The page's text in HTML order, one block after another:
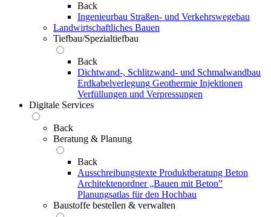
Back
Ingenieurbau Straßen- und Verkehrswegebau
Landwirtschaftliches Bauen
Tiefbau/Spezialtiefbau
Back
Dichtwand-, Schlitzwand- und Schmalwandbau
Erdkabelverlegung Geothermie Injektionen
Verfüllungen und Verpressungen
Digitale Services
Back
Beratung & Planung
Back
Ausschreibungstexte Produktberatung Beton
Architektenordner „Bauen mit Beton”
Planungsatlas für den Hochbau
Baustoffe bestellen & verwalten